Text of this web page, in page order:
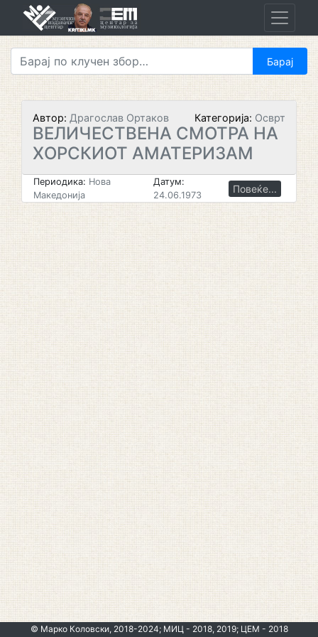
Автор: Драгослав Ортаков Категорија: Осврт
ВЕЛИЧЕСТВЕНА СМОТРА НА
ХОРСКИОТ АМАТЕРИЗАМ
Периодика: Нова
Македонија
Датум:
24.06.1973
Повеќе...
© Марко Коловски, 2018-2024; МИЦ - 2018, 2019; ЦЕМ - 2018